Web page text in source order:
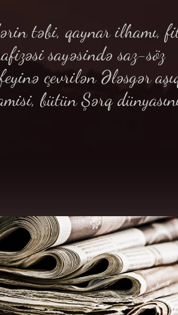
təbi, qaynar ilhamı, fitri
sayəsində saz-söz
çevrilən Ələsgər aşıq
bütün Şərq dünyasının